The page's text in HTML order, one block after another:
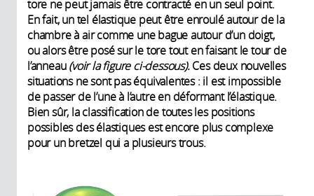
tore ne peut jamais être contracté en un seul point.
En fait, un tel élastique peut être enroulé autour de la
chambre à air comme une bague autour d’un doigt,
ou alors être posé sur le tore tout en faisant le tour de
l’anneau(voir la figure ci-dessous).Ces deux nouvelles
situations ne sont pas équivalentes : il est impossible
de passer de l’une à l’autre en déformant l’élastique.
Bien sûr, la classification de toutes les positions
possibles des élastiques est encore plus complexe
pour un bretzel qui a plusieurs trous.